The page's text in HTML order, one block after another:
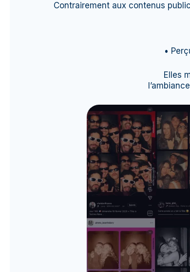
Contrairement aux contenus
•
Elles